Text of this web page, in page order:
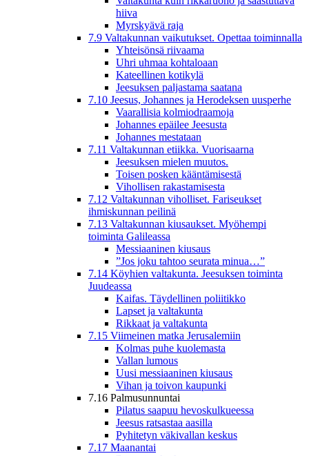
hiiva
Myrskyävä raja
7.9 Valtakunnan vaikutukset. Opettaa toiminnalla
Yhteisönsä riivaama
Uhri uhmaa kohtaloaan
Kateellinen kotikylä
Jeesuksen paljastama saatana
7.10 Jeesus, Johannes ja Herodeksen uusperhe
Vaarallisia kolmiodraamoja
Johannes epäilee Jeesusta
Johannes mestataan
7.11 Valtakunnan etiikka. Vuorisaarna
Jeesuksen mielen muutos.
Toisen posken kääntämisestä
Vihollisen rakastamisesta
7.12 Valtakunnan viholliset. Fariseukset
ihmiskunnan peilinä
7.13 Valtakunnan kiusaukset. Myöhempi
toiminta Galileassa
Messiaaninen kiusaus
”Jos joku tahtoo seurata minua…”
7.14 Köyhien valtakunta. Jeesuksen toiminta
Juudeassa
Kaifas. Täydellinen poliitikko
Lapset ja valtakunta
Rikkaat ja valtakunta
7.15 Viimeinen matka Jerusalemiin
Kolmas puhe kuolemasta
Vallan lumous
Uusi messiaaninen kiusaus
Vihan ja toivon kaupunki
7.16 Palmusunnuntai
Pilatus saapuu hevoskulkueessa
Jeesus ratsastaa aasilla
Pyhitetyn väkivallan keskus
7.17 Maanantai